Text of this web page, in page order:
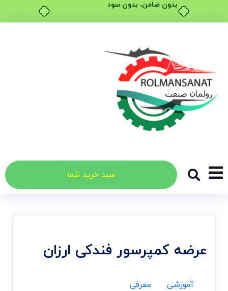
بدون ضامن، بدون سود
سبد خرید شما
عرضه کمپرسور فندکی ارزان
آموزشی معرفی